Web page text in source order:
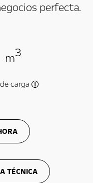
perfecta.
m3
carga
TÉCNICA